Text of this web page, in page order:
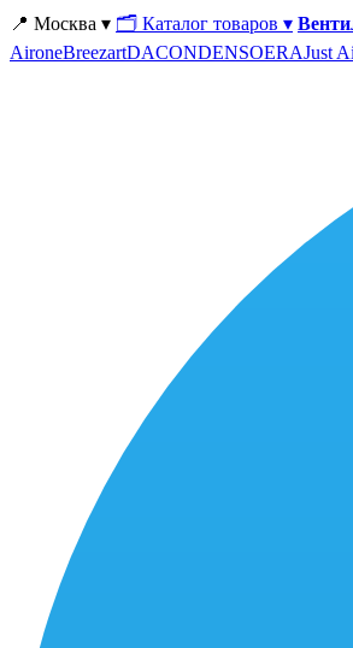
📍 Москва ▾ 🗂 Каталог товаров ▾
AironeBreezartDACONDENSOERAJust